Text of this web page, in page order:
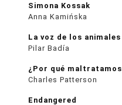
Simona Kossak
Anna Kamińska
La voz de los animales
Pilar Badía
¿Por qué
Charles Patterson
Endangered